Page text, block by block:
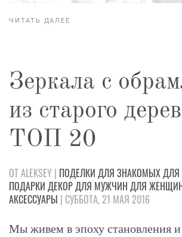
ЧИТАТЬ ДАЛЕЕ
Зеркала с
из старого
ТОП 20
ОТ ALEKSEY | ПОДЕЛКИ ДЛЯ ЗНАКОМЫХ
ПОДАРКИ ДЕКОРДЛЯ МУЖЧИН ДЛЯ
АКСЕССУАРЫ | СУББОТА, 21 МАЯ 2016
Мы живем в эпоху становления и